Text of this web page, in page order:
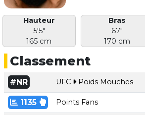
Hauteur
5'5"
165 cm
Bras
67"
170 cm
Classement
#NR UFC Poids Mouches
1135 Points Fans